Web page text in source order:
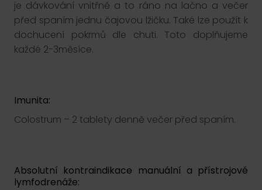
je dávkování vnitřně a to ráno na lačno a večer
před spaním jednu čajovou lžičku. Také lze použít k
dochucení pokrmů dle chuti. Toto doplňujeme
každé 2-3měsíce.
Imunita:
Colostrum – 2 tablety denně večer před spaním.
Absolutní kontraindikace manuální a přístrojové
lymfodrenáže: